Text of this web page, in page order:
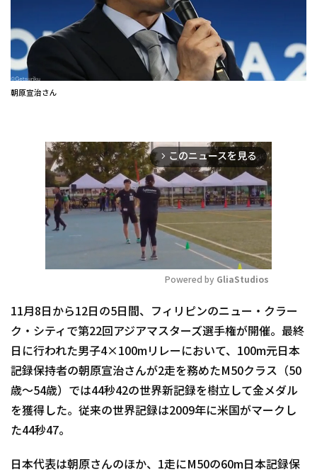
朝原宣治さん
arrow_forward_ios このニュースを見る
Mute
Powered by GliaStudios
11月8日から12日の5日間、フィリピンのニュー・クラー
ク・シティで第22回アジアマスターズ選手権が開催。最終
日に行われた男子4×100mリレーにおいて、100m元日本
記録保持者の朝原宣治さんが2走を務めたM50クラス（50
歳～54歳）では44秒42の世界新記録を樹立して金メダル
を獲得した。従来の世界記録は2009年に米国がマークし
た44秒47。
日本代表は朝原さんのほか、1走にM50の60m日本記録保